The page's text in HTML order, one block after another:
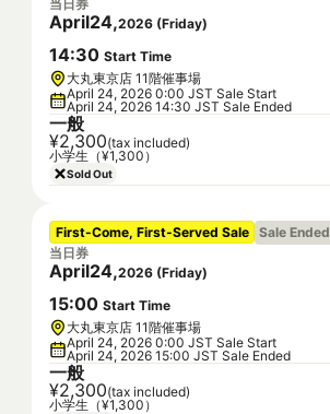
当日券
April24,2026 (Friday)
14:30 Start Time
大丸東京店 11階催事場
April 24, 2026 0:00 JST Sale Start
April 24, 2026 14:30 JST Sale Ended
一般
¥2,300(tax included)
小学生（¥1,300）
Sold Out
First-Come, First-Served Sale Sale Ended
当日券
April24,2026 (Friday)
15:00 Start Time
大丸東京店 11階催事場
April 24, 2026 0:00 JST Sale Start
April 24, 2026 15:00 JST Sale Ended
一般
¥2,300(tax included)
小学生（¥1,300）